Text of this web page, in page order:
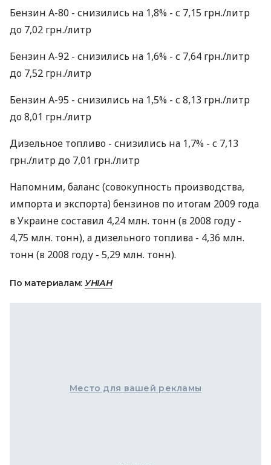
Бензин А-80 - снизились на 1,8% - с 7,15 грн./литр
до 7,02 грн./литр
Бензин А-92 - снизились на 1,6% - с 7,64 грн./литр
до 7,52 грн./литр
Бензин А-95 - снизились на 1,5% - с 8,13 грн./литр
до 8,01 грн./литр
Дизельное топливо - снизились на 1,7% - с 7,13
грн./литр до 7,01 грн./литр
Напомним, баланс (совокупность производства,
импорта и экспорта) бензинов по итогам 2009 года
в Украине составил 4,24 млн. тонн (в 2008 году -
4,75 млн. тонн), а дизельного топлива - 4,36 млн.
тонн (в 2008 году - 5,29 млн. тонн).
По материалам: УНІАН
Место для вашей рекламы